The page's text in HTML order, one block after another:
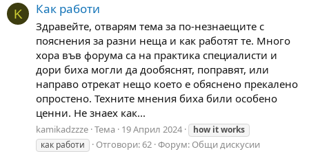
K Как работи
Здравейте, отварям тема за по-незнаещите с
пояснения за разни неща и как работят те. Много
хора във форума са на практика специалисти и
дори биха могли да дообяснят, поправят, или
направо отрекат нещо което е обяснено прекалено
опростено. Техните мнения биха били особено
ценни. Не знаех как...
kamikadzzze Тема 19 Април 2024 how itworks
как работи
Отговори: 62 Форум: Общи дискусии